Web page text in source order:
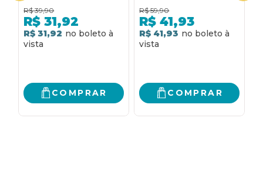
R$ 39,90
R$ 31,92
R$ 31,92
COMPRAR
R$ 59,90
R$ 41,93
R$ 41,93
COMPRAR